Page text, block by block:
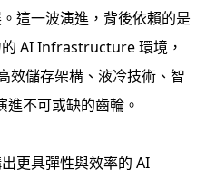
這一波演進，背後依賴的是
AI Infrastructure 環境，
效儲存架構、液冷技術、智
不可或缺的齒輪。
更具彈性與效率的 AI